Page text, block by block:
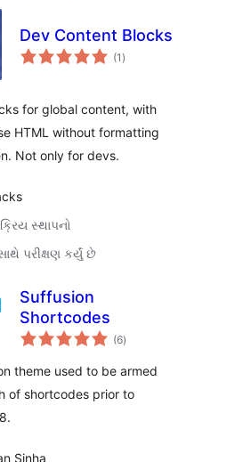
Dev Content Blocks
(1 કુલ
રેટિંગ્સ
)
for global content, with
HTML without formatting
Not only for devs.
સ્થાપનો
પરીક્ષણ કર્યું છે
Suffusion
Shortcodes
(6કુલ
રેટિંગ્સ
)
theme used to be armed
of shortcodes prior to
Sinha